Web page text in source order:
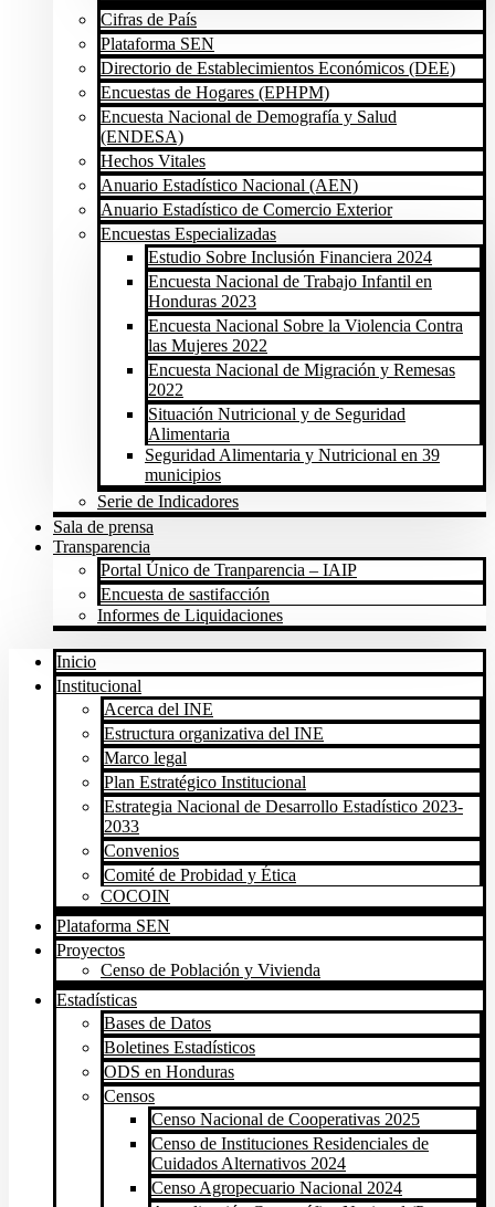
Cifras de País
Plataforma SEN
Directorio de Establecimientos Económicos (DEE)
Encuestas de Hogares (EPHPM)
Encuesta Nacional de Demografía y Salud
(ENDESA)
Hechos Vitales
Anuario Estadístico Nacional (AEN)
Anuario Estadístico de Comercio Exterior
Encuestas Especializadas
Estudio Sobre Inclusión Financiera 2024
Encuesta Nacional de Trabajo Infantil en
Honduras 2023
Encuesta Nacional Sobre la Violencia Contra
las Mujeres 2022
Encuesta Nacional de Migración y Remesas
2022
Situación Nutricional y de Seguridad
Alimentaria
Seguridad Alimentaria y Nutricional en 39
municipios
Serie de Indicadores
Sala de prensa
Transparencia
Portal Único de Tranparencia – IAIP
Encuesta de sastifacción
Informes de Liquidaciones
Inicio
Institucional
Acerca del INE
Estructura organizativa del INE
Marco legal
Plan Estratégico Institucional
Estrategia Nacional de Desarrollo Estadístico 2023-
2033
Convenios
Comité de Probidad y Ética
COCOIN
Plataforma SEN
Proyectos
Censo de Población y Vivienda
Estadísticas
Bases de Datos
Boletines Estadísticos
ODS en Honduras
Censos
Censo Nacional de Cooperativas 2025
Censo de Instituciones Residenciales de
Cuidados Alternativos 2024
Censo Agropecuario Nacional 2024